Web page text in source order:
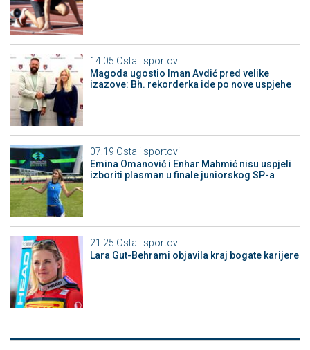
14:05 Ostali sportovi
Magoda ugostio Iman Avdić pred velike
izazove: Bh. rekorderka ide po nove uspjehe
07:19 Ostali sportovi
Emina Omanović i Enhar Mahmić nisu uspjeli
izboriti plasman u finale juniorskog SP-a
21:25 Ostali sportovi
Lara Gut-Behrami objavila kraj bogate karijere